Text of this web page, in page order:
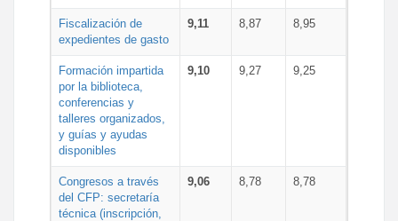
Fiscalización de
expedientes de gasto
9,11 8,87 8,95
Formación impartida
por la biblioteca,
conferencias y
talleres organizados,
y guías y ayudas
disponibles
9,10 9,27 9,25
Congresos a través
del CFP: secretaría
técnica (inscripción,
9,06 8,78 8,78